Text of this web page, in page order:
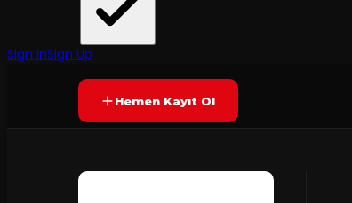
Sign InSign Up
Tiyatro DAFT
YAKINDA Yetersiz oy
Hemen Kayıt Ol